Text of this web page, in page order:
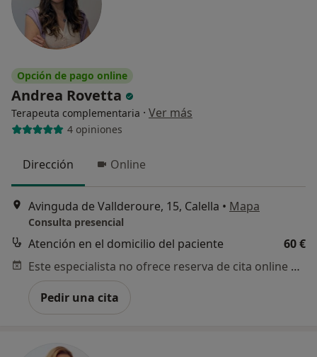
Opción de pago online
Andrea Rovetta
Terapeuta complementaria · Ver más
4 opiniones
Dirección Online
Avinguda de Vallderoure, 15, Calella • Mapa
Consulta presencial
Atención en el domicilio del paciente
60 €
Este especialista no ofrece reserva de cita online en esta dirección.
Pedir una cita